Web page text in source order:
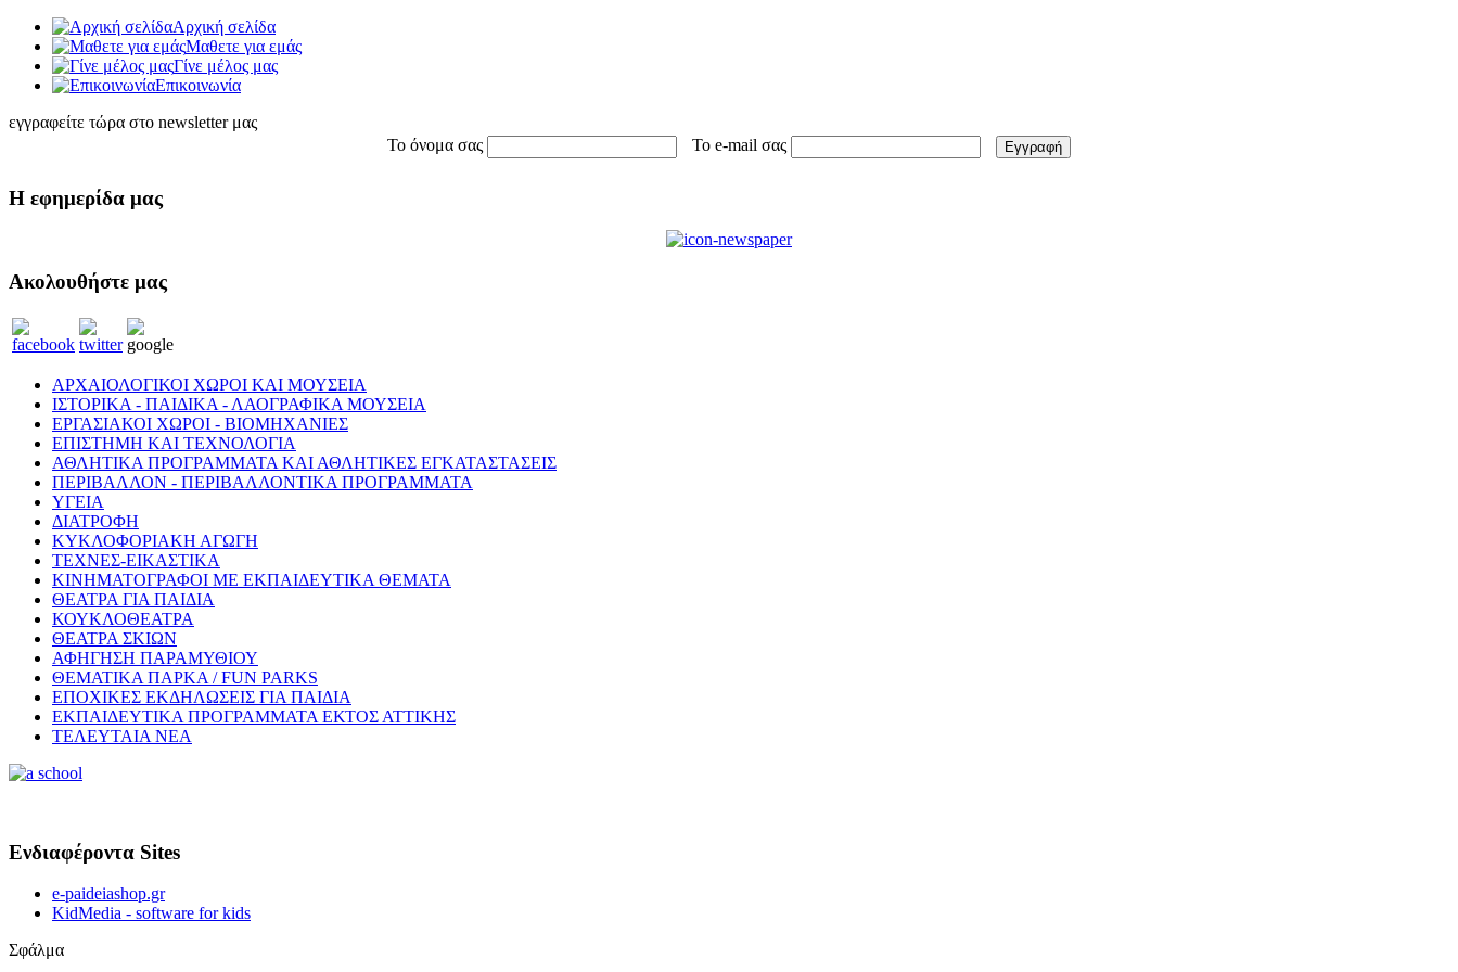
Αρχική σελίδα
Μαθετε για εμάς
Γίνε μέλος μας
Eπικοινωνία
εγγραφείτε τώρα στο newsletter μας
Το όνομα σας
Το e-mail σας
Η εφημερίδα μας
Ακολουθήστε μας
ΑΡΧΑΙΟΛΟΓΙΚΟΙ ΧΩΡΟΙ ΚΑΙ ΜΟΥΣΕΙΑ
ΙΣΤΟΡΙΚΑ - ΠΑΙΔΙΚΑ - ΛΑΟΓΡΑΦΙΚΑ ΜΟΥΣΕΙΑ
ΕΡΓΑΣΙΑΚΟΙ ΧΩΡΟΙ - ΒΙΟΜΗΧΑΝΙΕΣ
ΕΠΙΣΤΗΜΗ ΚΑΙ ΤΕΧΝΟΛΟΓΙΑ
ΑΘΛΗΤΙΚΑ ΠΡΟΓΡΑΜΜΑΤΑ ΚΑΙ ΑΘΛΗΤΙΚΕΣ ΕΓΚΑΤΑΣΤΑΣΕΙΣ
ΠΕΡΙΒΑΛΛΟΝ - ΠΕΡΙΒΑΛΛΟΝΤΙΚΑ ΠΡΟΓΡΑΜΜΑΤΑ
ΥΓΕΙΑ
ΔΙΑΤΡΟΦΗ
ΚΥΚΛΟΦΟΡΙΑΚΗ ΑΓΩΓΗ
ΤΕΧΝΕΣ-ΕΙΚΑΣΤΙΚΑ
ΚΙΝΗΜΑΤΟΓΡΑΦΟΙ ΜΕ ΕΚΠΑΙΔΕΥΤΙΚΑ ΘΕΜΑΤΑ
ΘΕΑΤΡΑ ΓΙΑ ΠΑΙΔΙΑ
ΚΟΥΚΛΟΘΕΑΤΡΑ
ΘΕΑΤΡΑ ΣΚΙΩΝ
ΑΦΗΓΗΣΗ ΠΑΡΑΜΥΘΙΟΥ
ΘΕΜΑΤΙΚΑ ΠΑΡΚΑ / FUN PARKS
ΕΠΟΧΙΚΕΣ ΕΚΔΗΛΩΣΕΙΣ ΓΙΑ ΠΑΙΔΙΑ
ΕΚΠΑΙΔΕΥΤΙΚΑ ΠΡΟΓΡΑΜΜΑΤΑ ΕΚΤΟΣ ΑΤΤΙΚΗΣ
ΤΕΛΕΥΤΑΙΑ ΝΕΑ
Ενδιαφέροντα Sites
e-paideiashop.gr
KidMedia - software for kids
Σφάλμα